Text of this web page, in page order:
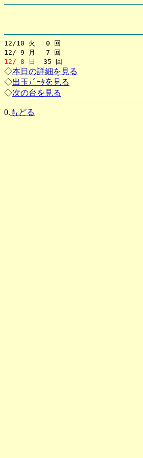
12/10 火 0 回
12/ 9 月 7 回
12/ 8 日
35 回
◇本日の詳細を見る
◇出玉ﾃﾞｰﾀを見る
◇次の台を見る
0. もどる